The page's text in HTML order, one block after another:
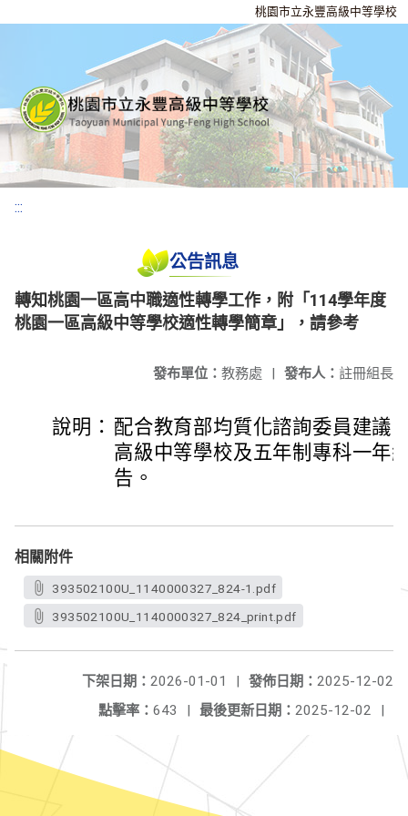
桃園市立永豐高級中等學校
:::
公告訊息
轉知桃園一區高中職適性轉學工作，附「114學年度
桃園一區高級中等學校適性轉學簡章」，請參考
發布人： 註冊組長
發布單位： 教務處 |
說明： 配合教育部均質化諮詢委員建議
高級中等學校及五年制專科一年
告。
相關附件
393502100U_1140000327_824-1.pdf
393502100U_1140000327_824_print.pdf
發佈日期： 2025-12-02
下架日期： 2026-01-01
|
最後更新日期： 2025-12-02 |
點擊率： 643 |